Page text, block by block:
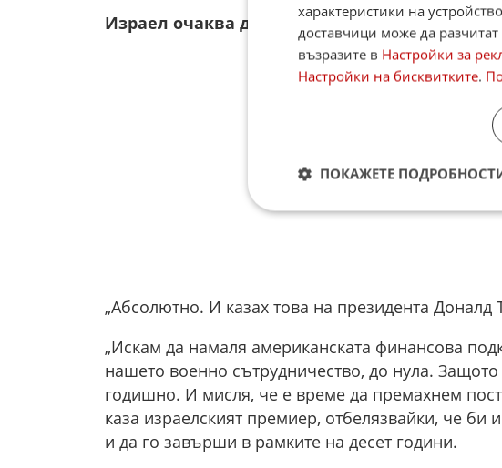
Израел очаква да намали военната си
„Абсолютно. И казах това на президента Доналд
„Искам да намаля американската финансова
нашето военно сътрудничество, до нула.
годишно. И мисля, че е време да премахнем
каза израелският премиер, отбелязвайки, че би
и да го завърши в рамките на десет години.
характеристики на
доставчици може да
възразите в Настройки за
Настройки на бисквитките.
ПОКАЖЕТЕ